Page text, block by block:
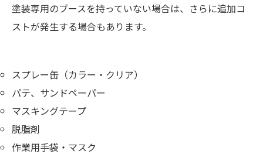
塗装専用のブースを持っていない場合は、さらに追加コ
ストが発生する場合もあります。
スプレー缶（カラー・クリア）
パテ、サンドペーパー
マスキングテープ
脱脂剤
作業用手袋・マスク